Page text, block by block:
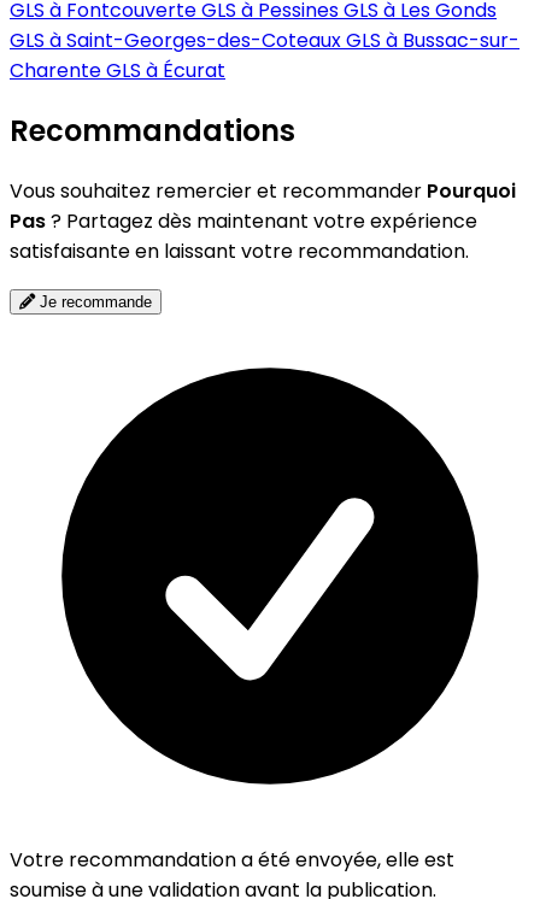
GLS à FontcouverteGLS à PessinesGLS à Les Gonds
GLS à Saint-Georges-des-CoteauxGLS à Bussac-sur-
CharenteGLS à Écurat
Recommandations
Vous souhaitez remercier et recommander Pourquoi
Pas? Partagez dès maintenant votre expérience
satisfaisante en laissant votre recommandation.
Je recommande
Votre recommandation a été envoyée, elle est
soumise à une validation avant la publication.